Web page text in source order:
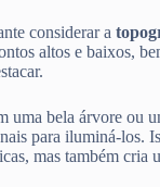
considerar a
altos e baixos,
uma bela árvore ou
para iluminá-los.
mas também cria